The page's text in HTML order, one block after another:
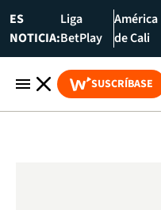
ES
NOTICIA:
Liga
BetPlay
América
de Cali
SUSCRÍBASE